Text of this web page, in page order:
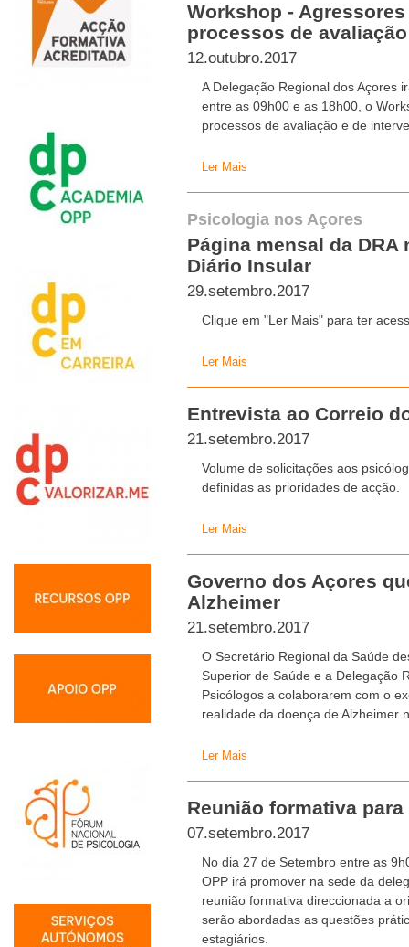
Workshop -
processos de
12.outubro.2017
A Delegação Regional dos Açores
entre as 09h00 e as 18h00, o
processos de avaliação e de
Ler Mais
Psicologia nos Açores
Página mensal da
Diário Insular
29.setembro.2017
Clique em "Ler Mais" para ter
Ler Mais
Entrevista ao Correio
21.setembro.2017
Volume de solicitações aos
definidas as prioridades de acção.
Ler Mais
Governo dos Açores
Alzheimer
21.setembro.2017
O Secretário Regional da Saúde
Superior de Saúde e a Delegação
Psicólogos a colaborarem com o
realidade da doença de Alzheimer
Ler Mais
Reunião formativa
07.setembro.2017
No dia 27 de Setembro entre as
OPP irá promover na sede da
reunião formativa direccionada a
serão abordadas as questões
estagiários.